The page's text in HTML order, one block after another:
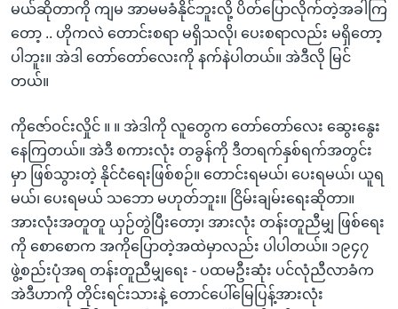
မယ်ဆိုတာကို ကျမ အာမမခံနိုင်ဘူးလို့ ပိတ်ပြောလိုက်တဲ့အခါကြ
တော့ .. ဟိုကလဲ တောင်းစရာ မရှိသလို၊ ပေးစရာလည်း မရှိတော့
ပါဘူး။ အဲဒါ တော်တော်လေးကို နက်နဲပါတယ်။ အဲဒီလို မြင်
တယ်။
ကိုဇော်ဝင်းလှိုင် ။ ။ အဲဒါကို လူတွေက တော်တော်လေး ဆွေးနွေး
နေကြတယ်။ အဲဒီ စကားလုံး တခွန်ကို ဒီတရက်နှစ်ရက်အတွင်း
မှာ ဖြစ်သွားတဲ့ နိုင်ငံရေးဖြစ်စဉ်။ တောင်းရမယ်၊ ပေးရမယ်၊ ယူရ
မယ်၊ ပေးရမယ် သဘော မဟုတ်ဘူး။ ငြိမ်းချမ်းရေးဆိုတာ။
အားလုံးအတူတူ ယှဉ်တွဲပြီးတော့၊ အားလုံး တန်းတူညီမျှ ဖြစ်ရေး
ကို စောစောက အကိုပြောတဲ့အထဲမှာလည်း ပါပါတယ်။ ၁၉၄၇
ဖွဲ့စည်းပုံအရ တန်းတူညီမျှရေး - ပထမဦးဆုံး ပင်လုံညီလာခံက
အဲဒီဟာကို တိုင်းရင်းသားနဲ့ တောင်ပေါ်မြေပြန့်အားလုံး